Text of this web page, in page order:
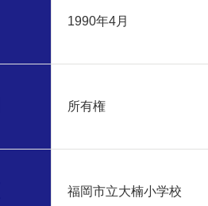
1990年4月
所有権
福岡市立大楠小学校